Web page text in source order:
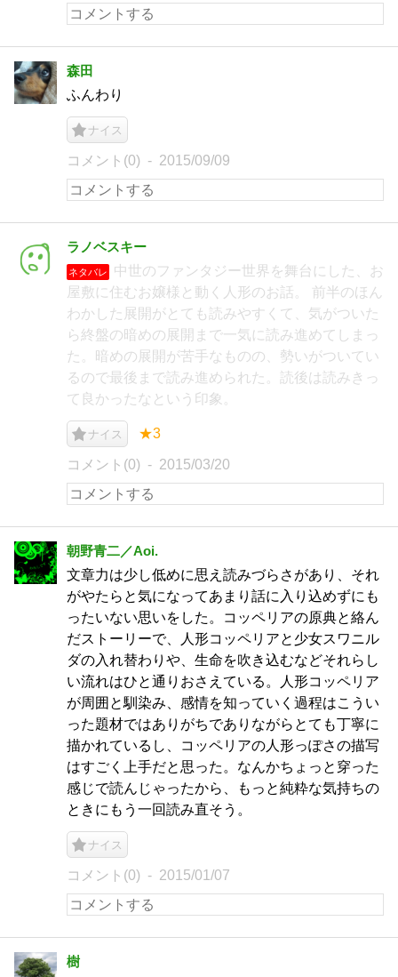
森田
ふんわり
ナイス
コメント(0) 2015/09/09
ラノベスキー
ネタバレ
中世のファンタジー世界を舞台にした、お
屋敷に住むお嬢様と動く人形のお話。 前半のほん
わかした展開がとても読みやすくて、気がついた
ら終盤の暗めの展開まで一気に読み進めてしまっ
た。暗めの展開が苦手なものの、勢いがついてい
るので最後まで読み進められた。読後は読みきっ
て良かったなという印象。
ナイス ★3
コメント(0) 2015/03/20
朝野青二／Aoi.
文章力は少し低めに思え読みづらさがあり、それ
がやたらと気になってあまり話に入り込めずにも
ったいない思いをした。コッペリアの原典と絡ん
だストーリーで、人形コッペリアと少女スワニル
ダの入れ替わりや、生命を吹き込むなどそれらし
い流れはひと通りおさえている。人形コッペリア
が周囲と馴染み、感情を知っていく過程はこうい
った題材ではありがちでありながらとても丁寧に
描かれているし、コッペリアの人形っぽさの描写
はすごく上手だと思った。なんかちょっと穿った
感じで読んじゃったから、もっと純粋な気持ちの
ときにもう一回読み直そう。
ナイス
コメント(0) 2015/01/07
樹